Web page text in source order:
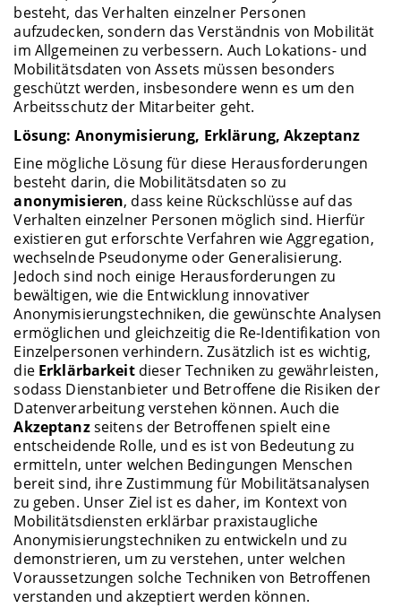
besteht, das Verhalten einzelner Personen
aufzudecken, sondern das Verständnis von Mobilität
im Allgemeinen zu verbessern. Auch Lokations- und
Mobilitätsdaten von Assets müssen besonders
geschützt werden, insbesondere wenn es um den
Arbeitsschutz der Mitarbeiter geht.
Lösung: Anonymisierung, Erklärung, Akzeptanz
Eine mögliche Lösung für diese Herausforderungen
besteht darin, die Mobilitätsdaten so zu
anonymisieren, dass keine Rückschlüsse auf das
Verhalten einzelner Personen möglich sind. Hierfür
existieren gut erforschte Verfahren wie Aggregation,
wechselnde Pseudonyme oder Generalisierung.
Jedoch sind noch einige Herausforderungen zu
bewältigen, wie die Entwicklung innovativer
Anonymisierungstechniken, die gewünschte Analysen
ermöglichen und gleichzeitig die Re-Identifikation von
Einzelpersonen verhindern. Zusätzlich ist es wichtig,
die Erklärbarkeit dieser Techniken zu gewährleisten,
sodass Dienstanbieter und Betroffene die Risiken der
Datenverarbeitung verstehen können. Auch die
Akzeptanzseitens der Betroffenen spielt eine
entscheidende Rolle, und es ist von Bedeutung zu
ermitteln, unter welchen Bedingungen Menschen
bereit sind, ihre Zustimmung für Mobilitätsanalysen
zu geben. Unser Ziel ist es daher, im Kontext von
Mobilitätsdiensten erklärbar praxistaugliche
Anonymisierungstechniken zu entwickeln und zu
demonstrieren, um zu verstehen, unter welchen
Voraussetzungen solche Techniken von Betroffenen
verstanden und akzeptiert werden können.